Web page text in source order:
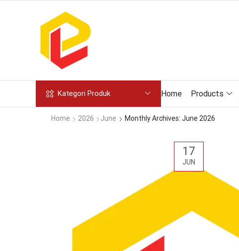
Kategori Produk Home Products
Home 2026 June Monthly Archives: June 2026
17
JUN